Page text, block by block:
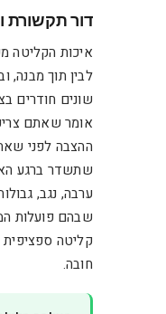
דור תקשורת
איכות הקליטה
לבין תוך מבנה,
שונים חודרים
אומר שאתם
ההצבה לפני
שתשדר ברגע
ערבה, נגב,
שבהם פועלות
קליטה
חובה.